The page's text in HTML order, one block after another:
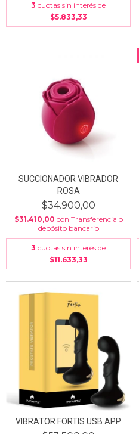
3 cuotas sin interés de
$5.833,33
SUCCIONADOR VIBRADOR
ROSA
$34.900,00
$31.410,00 con Transferencia o
depósito bancario
3 cuotas sin interés de
$11.633,33
VIBRATOR FORTIS USB APP